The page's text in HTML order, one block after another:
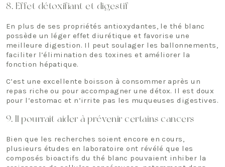
8. Effet détoxifiant et digestif
En plus de ses propriétés antioxydantes, le thé blanc
possède un léger effet diurétique et favorise une
meilleure digestion. Il peut soulager les ballonnements,
faciliter l’élimination des toxines et améliorer la
fonction hépatique.
C’est une excellente boisson à consommer après un
repas riche ou pour accompagner une détox. Il est doux
pour l’estomac et n’irrite pas les muqueuses digestives.
9. Il pourrait aider à prévenir certains cancers
Bien que les recherches soient encore en cours,
plusieurs études en laboratoire ont révélé que les
composés bioactifs du thé blanc pouvaient inhiber la